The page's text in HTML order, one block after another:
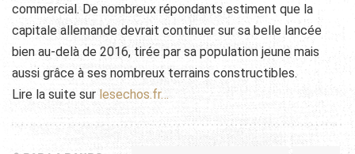
commercial. De nombreux répondants estiment que la
capitale allemande devrait continuer sur sa belle lancée
bien au-delà de 2016, tirée par sa population jeune mais
aussi grâce à ses nombreux terrains constructibles.
Lire la suite sur lesechos.fr…